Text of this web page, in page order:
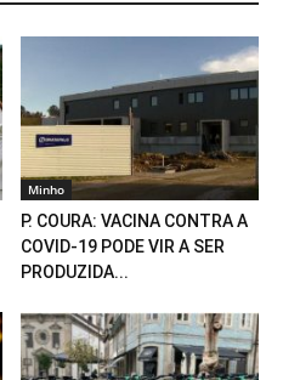
Minho
P. COURA: VACINA CONTRA A
COVID-19 PODE VIR A SER
PRODUZIDA...